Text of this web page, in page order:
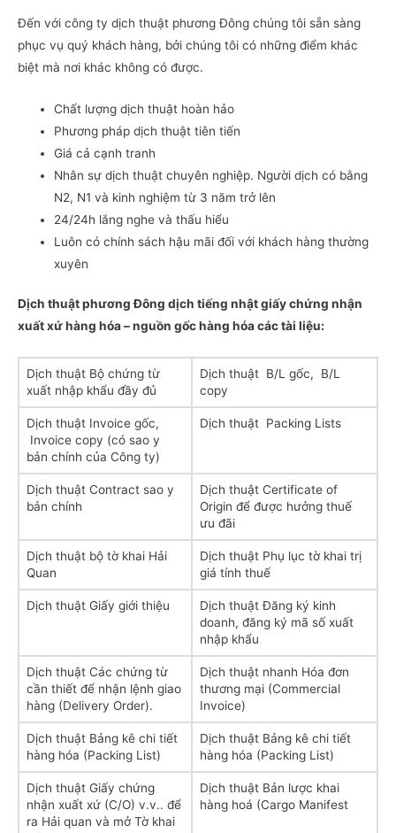
Đến với công ty dịch thuật phương Đông chúng tôi sẵn sàng
phục vụ quý khách hàng, bởi chúng tôi có những điểm khác
biệt mà nơi khác không có được.
Chất lượng dịch thuật hoàn hảo
Phương pháp dịch thuật tiên tiến
Giá cả cạnh tranh
Nhân sự dịch thuật chuyên nghiệp. Người dịch có bằng
N2, N1 và kinh nghiệm từ 3 năm trở lên
24/24h lắng nghe và thấu hiểu
Luôn có chính sách hậu mãi đối với khách hàng thường
xuyên
Dịch thuật phương Đông dịch tiếng nhật giấy chứng nhận
xuất xứ hàng hóa – nguồn gốc hàng hóa các tài liệu:
Dịch thuật Bộ chứng từ
xuất nhập khẩu đầy đủ
Dịch thuật B/L gốc, B/L
copy
Dịch thuật Invoice gốc,
Invoice copy (có sao y
bản chính của Công ty)
Dịch thuật Packing Lists
Dịch thuật Contract sao y
bản chính
Dịch thuật Certificate of
Origin để được hưởng thuế
ưu đãi
Dịch thuật bộ tờ khai Hải
Quan
Dịch thuật Phụ lục tờ khai trị
giá tính thuế
Dịch thuật Giấy giới thiệu
Dịch thuật Đăng ký kinh
doanh, đăng ký mã số xuất
nhập khẩu
Dịch thuật Các chứng từ
cần thiết để nhận lệnh giao
hàng (Delivery Order).
Dịch thuật nhanh Hóa đơn
thương mại (Commercial
Invoice)
Dịch thuật Bảng kê chi tiết
hàng hóa (Packing List)
Dịch thuật Bảng kê chi tiết
hàng hóa (Packing List)
Dịch thuật Giấy chứng
nhận xuất xứ (C/O) v.v.. để
ra Hải quan và mở Tờ khai
Dịch thuật Bản lược khai
hàng hoá (Cargo Manifest